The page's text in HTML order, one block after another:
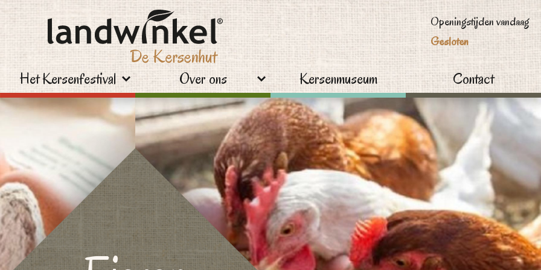
Het Kersenfestival Over ons Kersenmuseum Contact
Openingstijden vandaag
Gesloten